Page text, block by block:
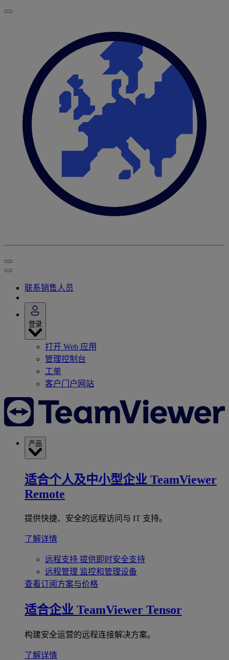
联系销售人员
登录
打开 Web 应用
管理控制台
工单
客户门户网站
产品
适合个人及中小型企业 TeamViewer
Remote
提供快捷、安全的远程访问与 IT 支持。
了解详情
远程支持 提供即时安全支持
远程管理 监控和管理设备
查看订阅方案与价格
适合企业 TeamViewer Tensor
构建安全运营的远程连接解决方案。
了解详情